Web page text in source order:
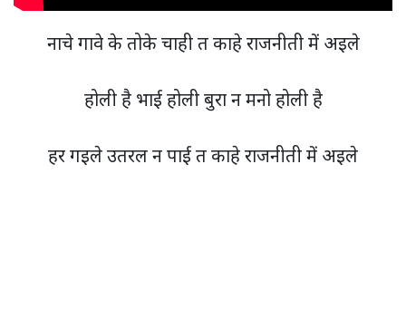
नाचे गावे के तोके चाही त काहे राजनीती में अइले
होली है भाई होली बुरा न मनो होली है
हर गइले उतरल न पाई त काहे राजनीती में अइले